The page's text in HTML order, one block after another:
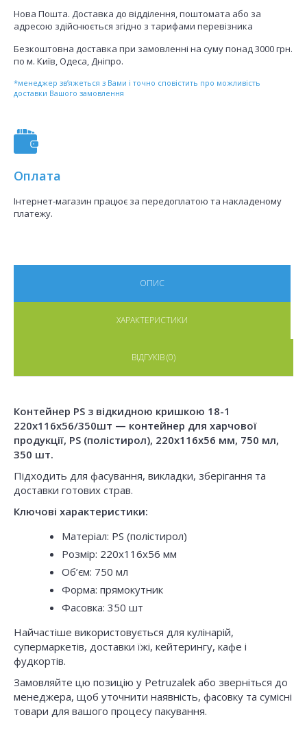
Нова Пошта. Доставка до відділення, поштомата або за
адресою здійснюється згідно з тарифами перевізника
Безкоштовна доставка при замовленні на суму понад 3000 грн.
по м. Київ, Одеса, Дніпро.
*менеджер зв’яжеться з Вами і точно сповістить про можливість
доставки Вашого замовлення
Оплата
Інтернет-магазин працює за передоплатою та накладеному
платежу.
ОПИС
ХАРАКТЕРИСТИКИ
ВІДГУКІВ (0)
Контейнер PS з відкидною кришкою 18-1
220х116х56/350шт — контейнер для харчової
продукції, PS (полістирол), 220x116x56 мм, 750 мл,
350 шт.
Підходить для фасування, викладки, зберігання та
доставки готових страв.
Ключові характеристики:
Матеріал: PS (полістирол)
Розмір: 220x116x56 мм
Об’єм: 750 мл
Форма: прямокутник
Фасовка: 350 шт
Найчастіше використовується для кулінарій,
супермаркетів, доставки їжі, кейтерингу, кафе і
фудкортів.
Замовляйте цю позицію у Petruzalek або зверніться до
менеджера, щоб уточнити наявність, фасовку та сумісні
товари для вашого процесу пакування.